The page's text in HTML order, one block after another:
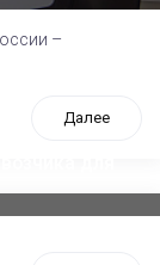
–
Далее